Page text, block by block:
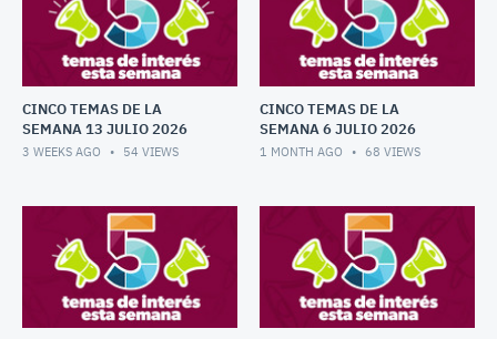
CINCO TEMAS DE LA
SEMANA 13 JULIO 2026
3 WEEKS AGO 54 VIEWS
CINCO TEMAS DE LA
SEMANA 6 JULIO 2026
1 MONTH AGO 68 VIEWS